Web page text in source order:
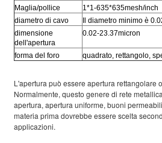
Maglia/pollice
1*1-635*635mesh/inch
diametro di cavo
Il diametro minimo è
dimensione
dell'apertura
0.02-23.37micron
forma del foro quadrato, rettangolo,
L'apertura può essere apertura rettangolare
Normalmente, questo genere di rete
apertura, apertura uniforme, buoni
materia prima dovrebbe essere scelta
applicazioni.